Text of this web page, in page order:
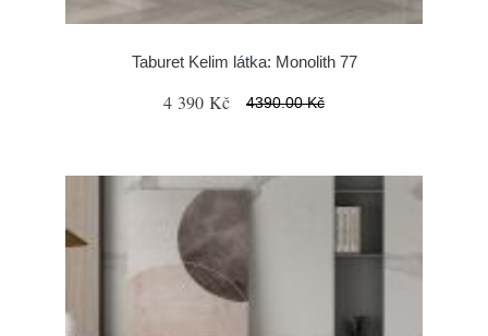
Taburet Kelim látka: Monolith 77
4 390 Kč 4390.00 Kč